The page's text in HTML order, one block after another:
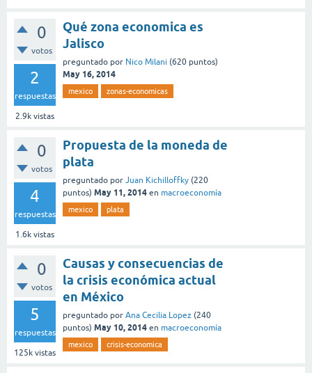
0
votos
2
respuestas
2.9k vistas
Qué zona economica es
Jalisco
preguntado por Nico Milani (620 puntos)
May 16, 2014
mexico zonas-economicas
0
votos
4
respuestas
1.6k vistas
Propuesta de la moneda de
plata
preguntado por Juan Kichilloffky (220
puntos) May 11, 2014 en macroeconomía
mexico plata
0
votos
5
respuestas
125k vistas
Causas y consecuencias de
la crisis económica actual
en México
preguntado por Ana Cecilia Lopez (240
puntos) May 10, 2014 en macroeconomía
mexico crisis-economica